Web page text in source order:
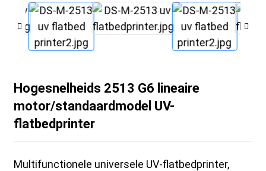
Hogesnelheids 2513 G6 lineaire
motor/standaardmodel UV-
flatbedprinter
Multifunctionele universele UV-flatbedprinter,